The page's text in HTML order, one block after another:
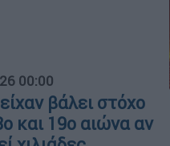
00:00
βάλει στόχο
και 19ο αιώνα αν